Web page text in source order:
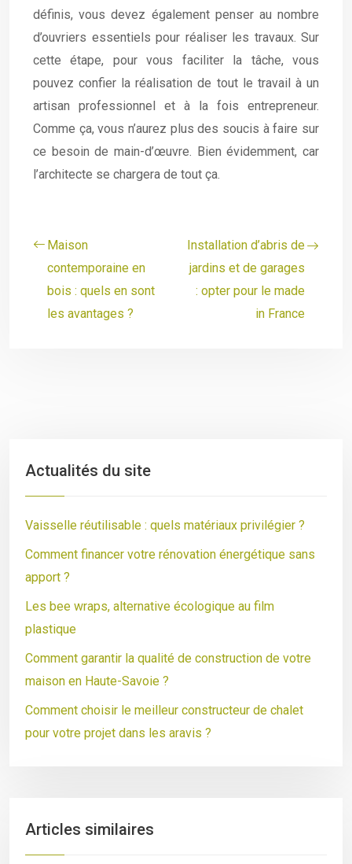
définis, vous devez également penser au nombre
d’ouvriers essentiels pour réaliser les travaux. Sur
cette étape, pour vous faciliter la tâche, vous
pouvez confier la réalisation de tout le travail à un
artisan professionnel et à la fois entrepreneur.
Comme ça, vous n’aurez plus des soucis à faire sur
ce besoin de main-d’œuvre. Bien évidemment, car
l’architecte se chargera de tout ça.
Maison
contemporaine en
bois : quels en sont
les avantages ?
Installation d’abris de
jardins et de garages
: opter pour le made
in France
Actualités du site
Vaisselle réutilisable : quels matériaux privilégier ?
Comment financer votre rénovation énergétique sans
apport ?
Les bee wraps, alternative écologique au film
plastique
Comment garantir la qualité de construction de votre
maison en Haute-Savoie ?
Comment choisir le meilleur constructeur de chalet
pour votre projet dans les aravis ?
Articles similaires